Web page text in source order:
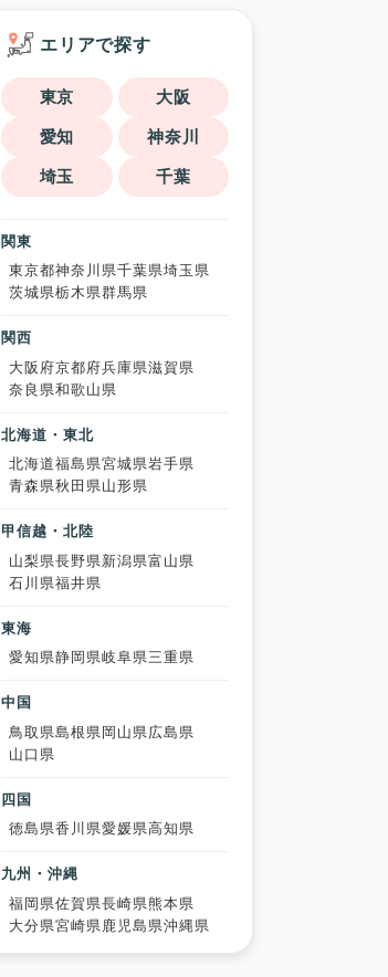
エリアで探す
東京 大阪
愛知 神奈川
埼玉 千葉
関東
東京都神奈川県千葉県埼玉県
茨城県栃木県群馬県
関西
大阪府京都府兵庫県滋賀県
奈良県和歌山県
北海道・東北
北海道福島県宮城県岩手県
青森県秋田県山形県
甲信越・北陸
山梨県長野県 新潟県富山県
石川県福井県
東海
愛知県静岡県岐阜県三重県
中国
鳥取県島根県 岡山県 広島県
山口県
四国
徳島県香川県愛媛県高知県
九州・沖縄
福岡県佐賀県長崎県 熊本県
大分県宮崎県 鹿児島県沖縄県